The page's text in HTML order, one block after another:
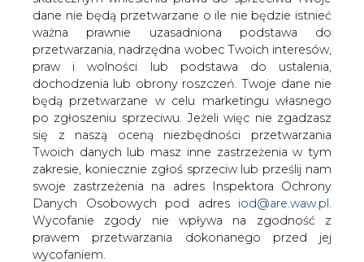
dane nie będą przetwarzane o ile nie będzie istnieć
ważna prawnie uzasadniona podstawa do
przetwarzania, nadrzędna wobec Twoich interesów,
praw i wolności lub podstawa do ustalenia,
dochodzenia lub obrony roszczeń. Twoje dane nie
będą przetwarzane w celu marketingu własnego
po zgłoszeniu sprzeciwu. Jeżeli więc nie zgadzasz
się z naszą oceną niezbędności przetwarzania
Twoich danych lub masz inne zastrzeżenia w tym
zakresie, koniecznie zgłoś sprzeciw lub prześlij nam
swoje zastrzeżenia na adres Inspektora Ochrony
Danych Osobowych pod adres iod@are.waw.pl
Wycofanie zgody nie wpływa na zgodność z
prawem przetwarzania dokonanego przed jej
wycofaniem.
projektu połączenia gazowego Eastring.
Podkreśla on, że projekt będzie rywalizował ze wspieraną
przez Rosjan Teslą. Rosjanie zamierzają podpiąć ją do
gazociągu Turkish Stream i w ten sposób, oprócz Nord
Stream zyskać nowe narzędzie do pomijania Ukrainy w
tranzycie surowca do Europy.
Tesla zakłada szlak przez Grecję, Macedonię, Serbię i
Węgry do hubu gazowego w Baumgarten. Natomiast
Eastring ma połączyć Austrię, Słowację, Czechy, Rumunię
i Bułgarię. Natomiast tam połączyłby się z planowanym
interkonektorem do Turcji. Konsorcjum nie wyklucza
dostarczania nim rosyjskiego gazu, o czym więcej w
analizie BiznesAlert.pl.